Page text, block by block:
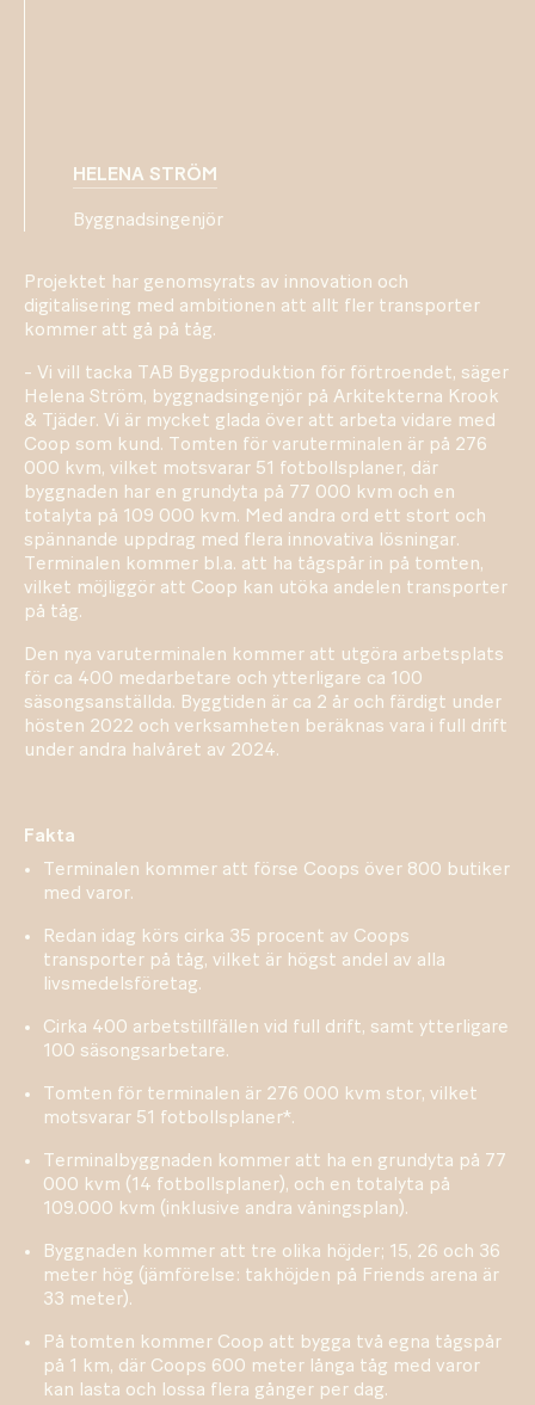
HELENA STRÖM
Byggnadsingenjör
Projektet har genomsyrats av innovation och
digitalisering med ambitionen att allt fler transporter
kommer att gå på tåg.
- Vi vill tacka TAB Byggproduktion för förtroendet, säger
Helena Ström, byggnadsingenjör på Arkitekterna Krook
& Tjäder. Vi är mycket glada över att arbeta vidare med
Coop som kund. Tomten för varuterminalen är på 276
000 kvm, vilket motsvarar 51 fotbollsplaner, där
byggnaden har en grundyta på 77 000 kvm och en
totalyta på 109 000 kvm. Med andra ord ett stort och
spännande uppdrag med flera innovativa lösningar.
Terminalen kommer bl.a. att ha tågspår in på tomten,
vilket möjliggör att Coop kan utöka andelen transporter
på tåg.
Den nya varuterminalen kommer att utgöra arbetsplats
för ca 400 medarbetare och ytterligare ca 100
säsongsanställda. Byggtiden är ca 2 år och färdigt under
hösten 2022 och verksamheten beräknas vara i full drift
under andra halvåret av 2024.
Fakta
Terminalen kommer att förse Coops över 800 butiker
med varor.
Redan idag körs cirka 35 procent av Coops
transporter på tåg, vilket är högst andel av alla
livsmedelsföretag.
Cirka 400 arbetstillfällen vid full drift, samt ytterligare
100 säsongsarbetare.
Tomten för terminalen är 276 000 kvm stor, vilket
motsvarar 51 fotbollsplaner*.
Terminalbyggnaden kommer att ha en grundyta på 77
000 kvm (14 fotbollsplaner), och en totalyta på
109.000 kvm (inklusive andra våningsplan).
Byggnaden kommer att tre olika höjder; 15, 26 och 36
meter hög (jämförelse: takhöjden på Friends arena är
33 meter).
På tomten kommer Coop att bygga två egna tågspår
på 1 km, där Coops 600 meter långa tåg med varor
kan lasta och lossa flera gånger per dag.